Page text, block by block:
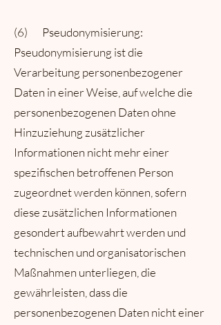
(6) Pseudonymisierung:
Pseudonymisierung ist die
Verarbeitung personenbezogener
Daten in einer Weise, auf welche die
personenbezogenen Daten ohne
Hinzuziehung zusätzlicher
Informationen nicht mehr einer
spezifischen betroffenen Person
zugeordnet werden können, sofern
diese zusätzlichen Informationen
gesondert aufbewahrt werden und
technischen und organisatorischen
Maßnahmen unterliegen, die
gewährleisten, dass die
personenbezogenen Daten nicht einer